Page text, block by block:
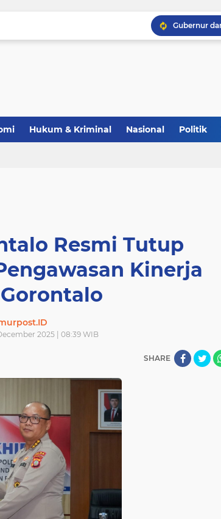
Hukum & Kriminal Nasional Politik
Resmi Tutup
Kinerja
2025 | 08:39 WIB
SHARE